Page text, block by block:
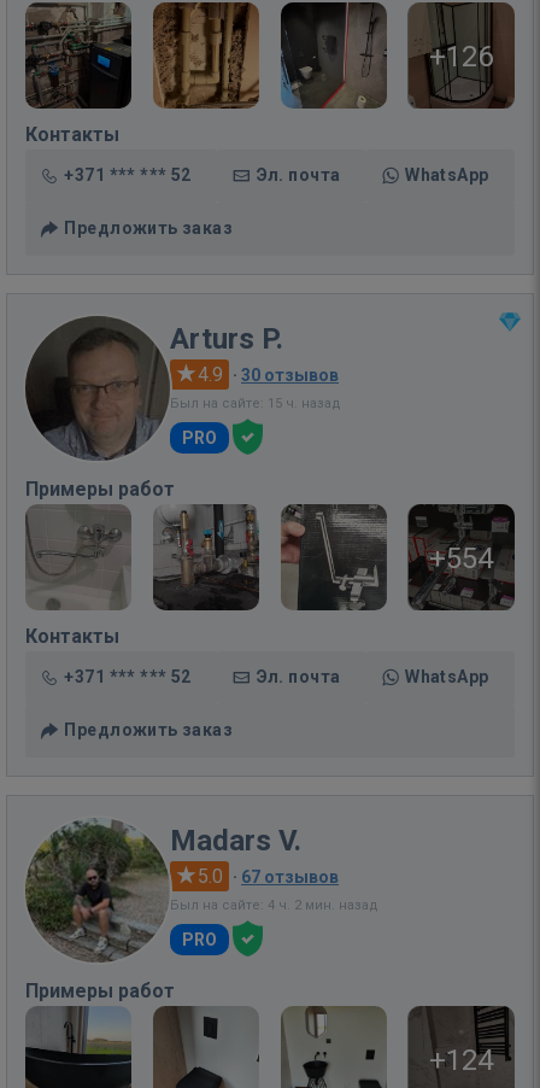
+126
Контакты
+371 *** *** 52 Эл. почта WhatsApp
Предложить заказ
Arturs P.
4.9 · 30 отзывов
Был на сайте: 15 ч. назад
PRO
Примеры работ
+554
Контакты
+371 *** *** 52 Эл. почта WhatsApp
Предложить заказ
Madars V.
5.0 · 67 отзывов
Был на сайте: 4 ч. 2 мин. назад
PRO
Примеры работ
+124